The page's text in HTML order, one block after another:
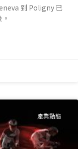
到 Poligny 已
產業動態